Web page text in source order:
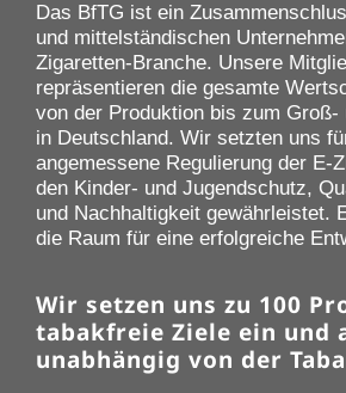
Das BfTG ist ein
und mittelständischen
Zigaretten-Branche. Unsere
repräsentieren die gesamte
von der Produktion bis zum Groß-
in Deutschland. Wir setzten uns
angemessene Regulierung der E-
den Kinder- und Jugendschutz,
und Nachhaltigkeit gewährleistet.
die Raum für eine erfolgreiche
Wir setzen uns zu 100
tabakfreie Ziele ein und
unabhängig von der